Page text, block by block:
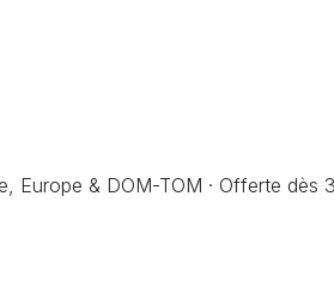
Europe & DOM-TOM · Offerte dès